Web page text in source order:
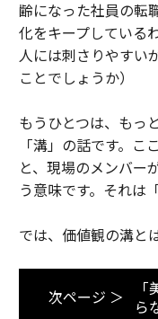
齢になった社員の転
化をキープしている
人には刺さりやすい
ことでしょうか）
もうひとつは、もっ
「溝」の話です。
と、現場のメンバー
う意味です。それは
では、価値観の溝と
次ページ ＞
ら